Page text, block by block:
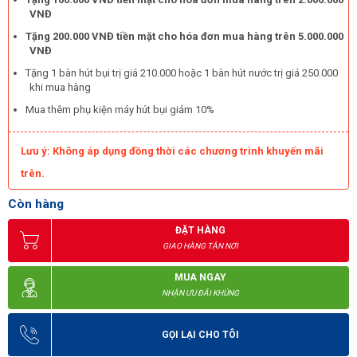
tiếc xảy ra. Do đó, bạn cần đọc kỹ hướng dẫn lắp ráp, hướng dẫn
vận hành của model trước khi sử dụng. Điều này cũng hữu ích khi
không may có sự cố, bạn sẽ biết mình nên kiểm tra bộ phận nào
VNĐ
Tặng 200.000 VNĐ tiền mặt cho hóa đơn mua hàng trên 5.000.000
VNĐ
Tặng 1 bàn hút bụi trị giá 210.000 hoặc 1 bàn hút nước trị giá 250.000
khi mua hàng
Mua thêm phụ kiện máy hút bụi giảm 10%
Lưu ý: Không áp dụng đồng thời các chương trình khuyến mãi
trên.
Còn hàng
ĐẶT HÀNG
GIAO HÀNG TẬN NƠI
MUA NGAY
NHẬN ƯU ĐÃI KHỦNG
GỌI LẠI CHO TÔI